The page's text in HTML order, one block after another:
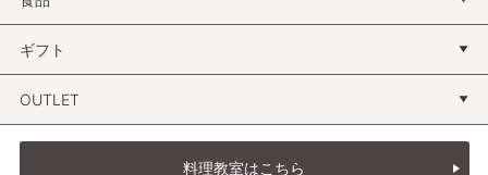
ギフト
OUTLET
料理教室はこちら